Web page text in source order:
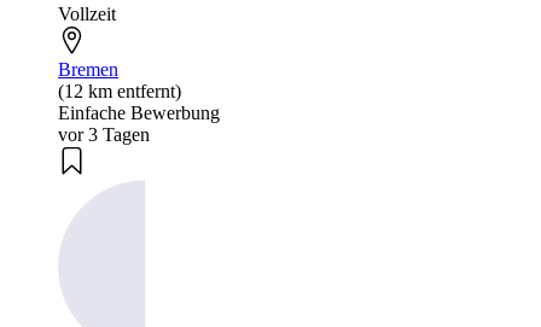
Vollzeit
Bremen
(12 km entfernt)
Einfache Bewerbung
vor 3 Tagen